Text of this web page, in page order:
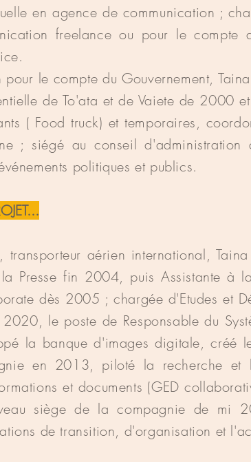
en agence de communication ;
freelance ou pour le compte
le compte du Gouvernement,
de To'ata et de Vaiete de 2000
( Food truck) et temporaires,
; siégé au conseil
politiques et publics.
aérien international,
Presse fin 2004, puis Assistante à
dès 2005 ; chargée d'Etudes et
le poste de Responsable du
la banque d'images digitale, créé
en 2013, piloté la recherche et
et documents (GED
siège de la compagnie de
de transition, d'organisation et